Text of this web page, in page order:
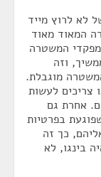
לא לרוץ מייד
המאוד מאוד
המשטרה
וזה
מוגבלת.
צריכים לעשות
אחרת גם
בפרטיות
כך זה
בינגו, לא